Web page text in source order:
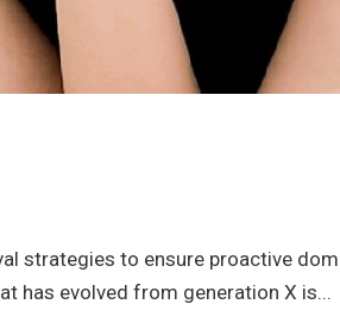
strategies to ensure proactive
has evolved from generation X is...